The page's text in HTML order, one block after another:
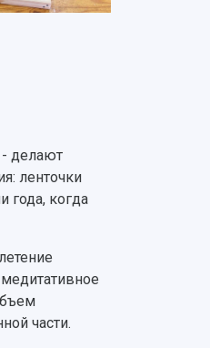
- делают
ленточки
года, когда
части.